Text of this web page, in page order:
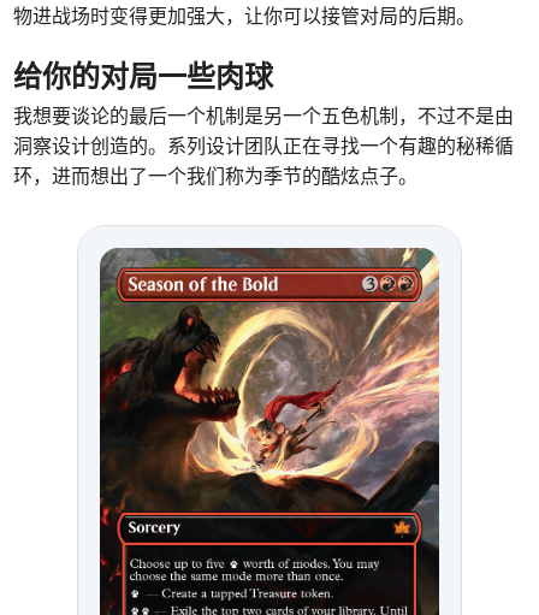
物进战场时变得更加强大，让你可以接管对局的后期。
给你的对局一些肉球
我想要谈论的最后一个机制是另一个五色机制，不过不是由
洞察设计创造的。系列设计团队正在寻找一个有趣的秘稀循
环，进而想出了一个我们称为季节的酷炫点子。